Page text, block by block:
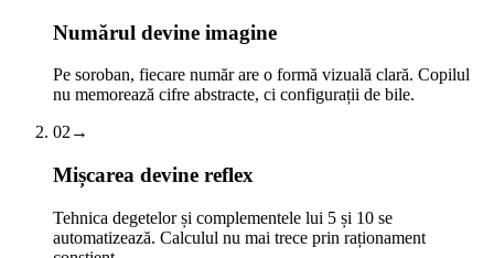
Numărul devine imagine
Pe soroban, fiecare număr are o formă vizuală clară. Copilul
nu memorează cifre abstracte, ci configurații de bile.
02 →
Mișcarea devine reflex
Tehnica degetelor și complementele lui 5 și 10 se
automatizează. Calculul nu mai trece prin raționament